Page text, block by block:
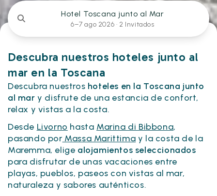
Hotel Toscana junto al Mar
6–7 ago 2026 · 2 Invitados
Descubra nuestros hoteles junto al
mar en la Toscana
Descubra nuestros hoteles en la Toscana junto
al mar y disfrute de una estancia de confort,
relax y vistas a la costa.
Desde Livorno hasta Marina di Bibbona,
pasando porMassa Marittima y la costa de la
Maremma, elige alojamientos seleccionados
para disfrutar de unas vacaciones entre
playas, pueblos, paseos con vistas al mar,
naturaleza y sabores auténticos.